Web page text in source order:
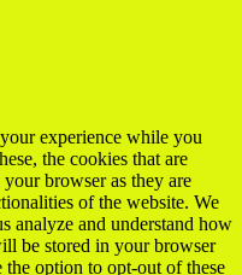
experience while you
the cookies that are
your browser as they are
of the website. We
analyze and understand how
be stored in your browser
option to opt-out of these